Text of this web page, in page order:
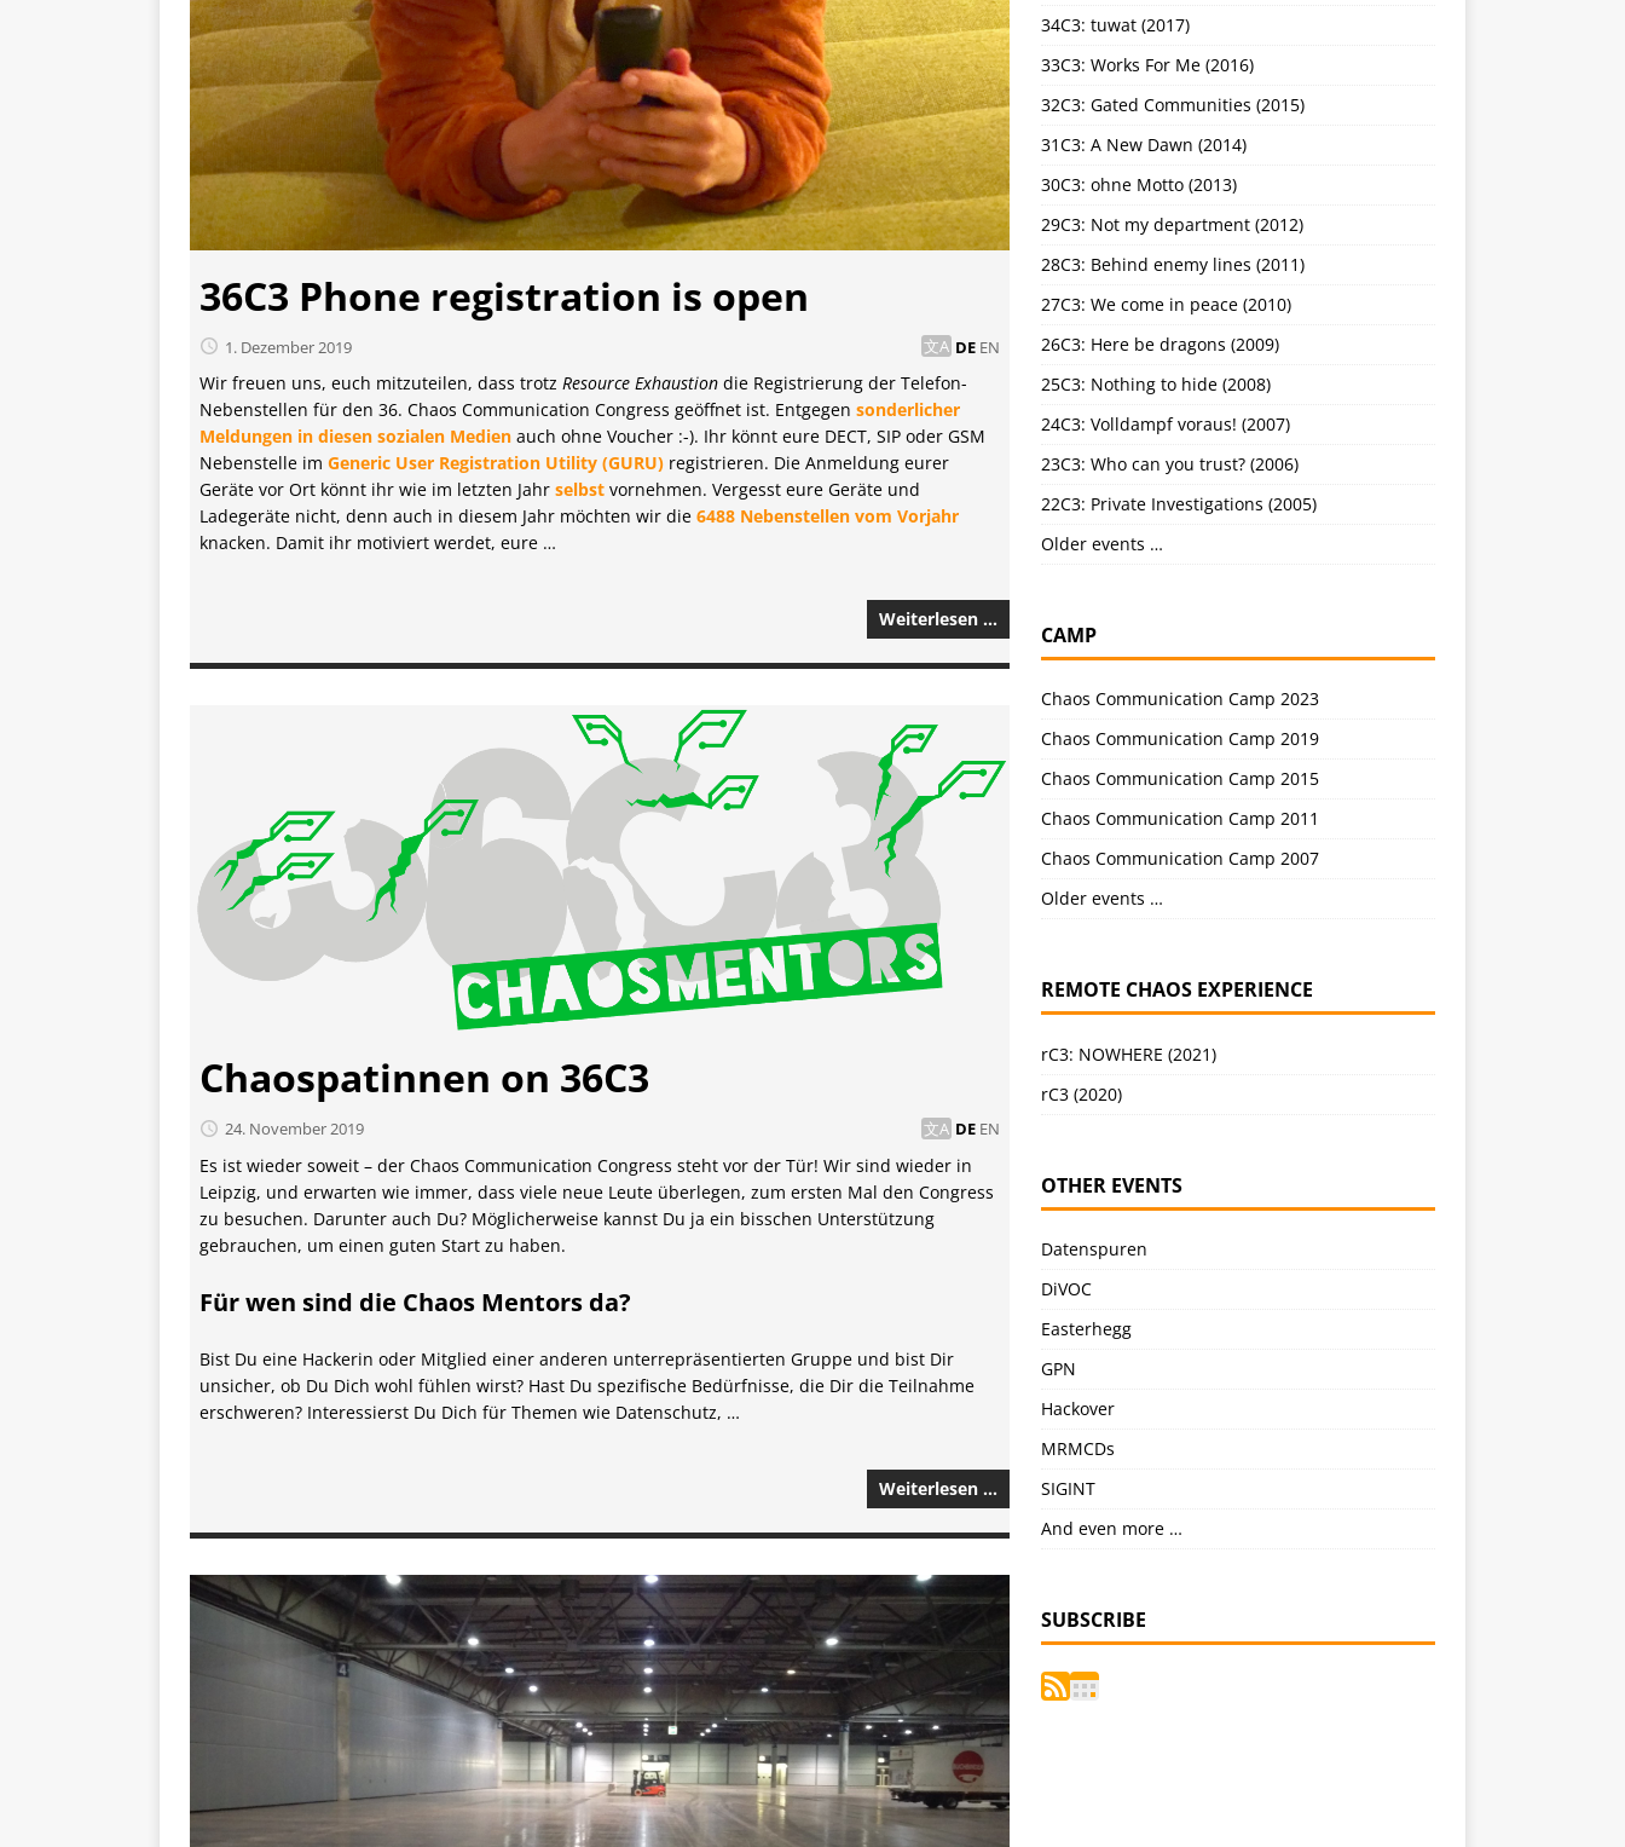
36C3 Phone registration is open
1. Dezember 2019 DE EN
Wir freuen uns, euch mitzuteilen, dass trotz Resource Exhaustion die Registrierung der Telefon-
Nebenstellen für den 36. Chaos Communication Congress geöffnet ist. Entgegen sonderlicher
Meldungen in diesen sozialen Medien auch ohne Voucher :-). Ihr könnt eure DECT, SIP oder GSM
Nebenstelle im Generic User Registration Utility (GURU) registrieren. Die Anmeldung eurer
Geräte vor Ort könnt ihr wie im letzten Jahr selbst vornehmen. Vergesst eure Geräte und
Ladegeräte nicht, denn auch in diesem Jahr möchten wir die 6488 Nebenstellen vom Vorjahr
knacken. Damit ihr motiviert werdet, eure …
Weiterlesen …
Chaospatinnen on 36C3
24. November 2019 DE EN
Es ist wieder soweit – der Chaos Communication Congress steht vor der Tür! Wir sind wieder in
Leipzig, und erwarten wie immer, dass viele neue Leute überlegen, zum ersten Mal den Congress
zu besuchen. Darunter auch Du? Möglicherweise kannst Du ja ein bisschen Unterstützung
gebrauchen, um einen guten Start zu haben.
Für wen sind die Chaos Mentors da?
Bist Du eine Hackerin oder Mitglied einer anderen unterrepräsentierten Gruppe und bist Dir
unsicher, ob Du Dich wohl fühlen wirst? Hast Du spezifische Bedürfnisse, die Dir die Teilnahme
erschweren? Interessierst Du Dich für Themen wie Datenschutz, …
Weiterlesen …
34C3: tuwat (2017)
33C3: Works For Me (2016)
32C3: Gated Communities (2015)
31C3: A New Dawn (2014)
30C3: ohne Motto (2013)
29C3: Not my department (2012)
28C3: Behind enemy lines (2011)
27C3: We come in peace (2010)
26C3: Here be dragons (2009)
25C3: Nothing to hide (2008)
24C3: Volldampf voraus! (2007)
23C3: Who can you trust? (2006)
22C3: Private Investigations (2005)
Older events …
CAMP
Chaos Communication Camp 2023
Chaos Communication Camp 2019
Chaos Communication Camp 2015
Chaos Communication Camp 2011
Chaos Communication Camp 2007
Older events …
REMOTE CHAOS EXPERIENCE
rC3: NOWHERE (2021)
rC3 (2020)
OTHER EVENTS
Datenspuren
DiVOC
Easterhegg
GPN
Hackover
MRMCDs
SIGINT
And even more …
SUBSCRIBE